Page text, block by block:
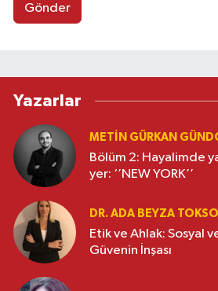
Gönder
Yazarlar
METIN GÜRKAN
Bölüm 2: Hayalimde
yer: ‘’NEW YORK’’
DR. ADA BEYZA
Etik ve Ahlak: Sosyal
Güvenin İnşası